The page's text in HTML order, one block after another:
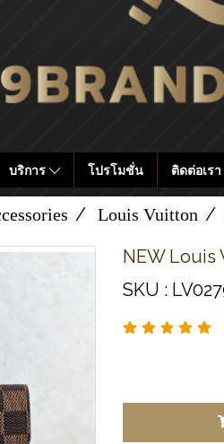
บริการ โปรโมชั่น ติดต่อเรา
Louis Vuitton
NEW Louis
SKU :